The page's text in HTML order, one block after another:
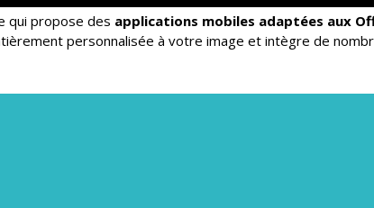
qui propose des applications mobiles adaptées aux
personnalisée à votre image et intègre de